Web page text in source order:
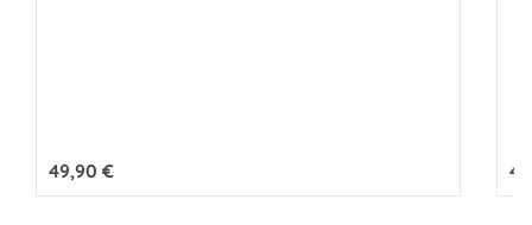
Regulärer Preis:
49,90 €